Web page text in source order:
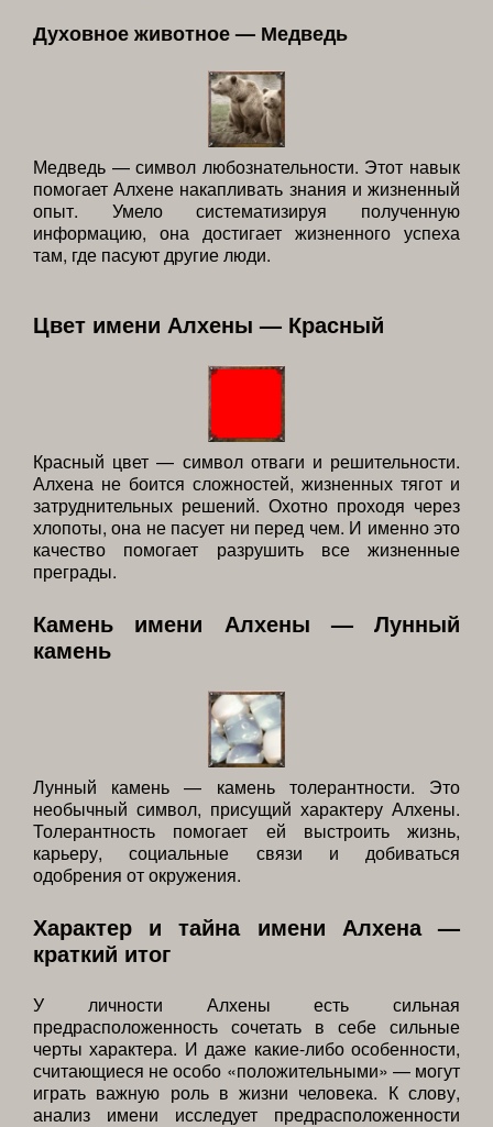
Духовное животное — Медведь
Медведь — символ любознательности. Этот навык
помогает Алхене накапливать знания и жизненный
опыт. Умело систематизируя полученную
информацию, она достигает жизненного успеха
там, где пасуют другие люди.
Цвет имени Алхены — Красный
Красный цвет — символ отваги и решительности.
Алхена не боится сложностей, жизненных тягот и
затруднительных решений. Охотно проходя через
хлопоты, она не пасует ни перед чем. И именно это
качество помогает разрушить все жизненные
преграды.
Камень имени Алхены — Лунный
камень
Лунный камень — камень толерантности. Это
необычный символ, присущий характеру Алхены.
Толерантность помогает ей выстроить жизнь,
карьеру, социальные связи и добиваться
одобрения от окружения.
Характер и тайна имени Алхена —
краткий итог
У личности Алхены есть сильная
предрасположенность сочетать в себе сильные
черты характера. И даже какие-либо особенности,
считающиеся не особо «положительными» — могут
играть важную роль в жизни человека. К слову,
анализ имени исследует предрасположенности